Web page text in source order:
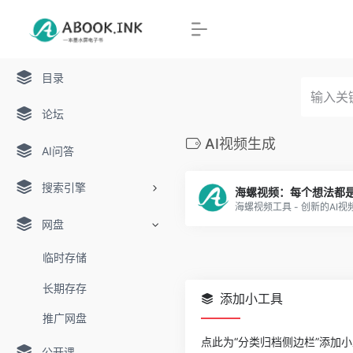
目录
论坛
AI问答
搜索引擎
网盘
临时存储
长期存存
推广网盘
AI视频生成
添加小工具
点此为“分类归档侧边栏”添加